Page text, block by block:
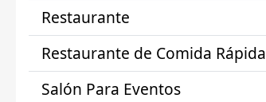
Restaurante
Restaurante de Comida Rápida
Salón Para Eventos